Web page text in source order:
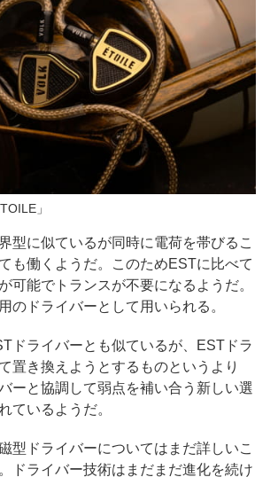
」
型に似ているが同時に電荷を帯びるこ
も働くようだ。このためESTに比べて
可能でトランスが不要になるようだ。
のドライバーとして用いられる。
ドライバーとも似ているが、ESTドラ
置き換えようとするものというより
ーと協調して弱点を補い合う新しい選
ているようだ。
型ドライバーについてはまだ詳しいこ
ドライバー技術はまだまだ進化を続け